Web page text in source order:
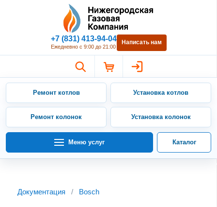
Нижегородская Газовая
+7 (831) 413-94-04
Ежедневно с 9:00 до 21:00
Написать нам
Ремонт котлов Установка котлов
Ремонт колонок Установка колонок
Меню услуг Каталог
Документация / Bosch